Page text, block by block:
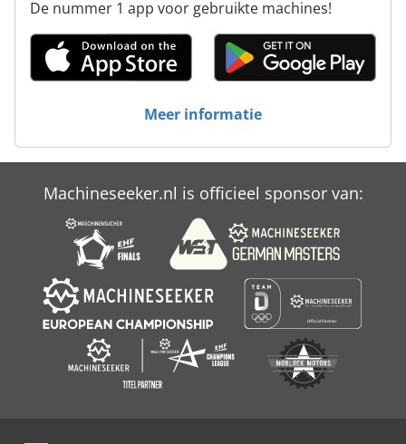
Platform Type Mb
De nummer 1 app voor gebruikte machines!
Meer informatie
Machineseeker.nl is officieel sponsor van: